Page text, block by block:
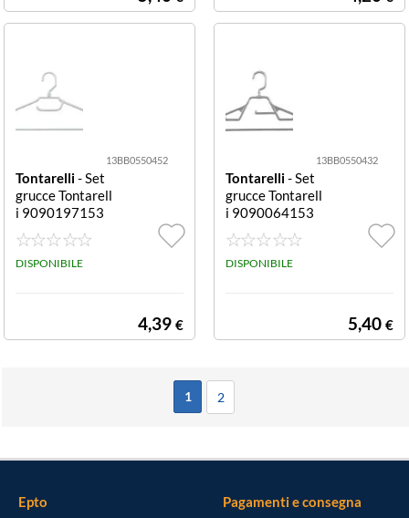
13BB0550452
Tontarelli- Set
grucce Tontarell
i 9090197153
TWISTER con p
ortacintura Grig
io con portacint
DISPONIBILE
4,39 €
13BB0550432
Tontarelli- Set
grucce Tontarell
i 9090064153
TWIST con port
acinture e crava
tte Gri con port
DISPONIBILE
5,40 €
1 2
Epto Pagamenti e consegna